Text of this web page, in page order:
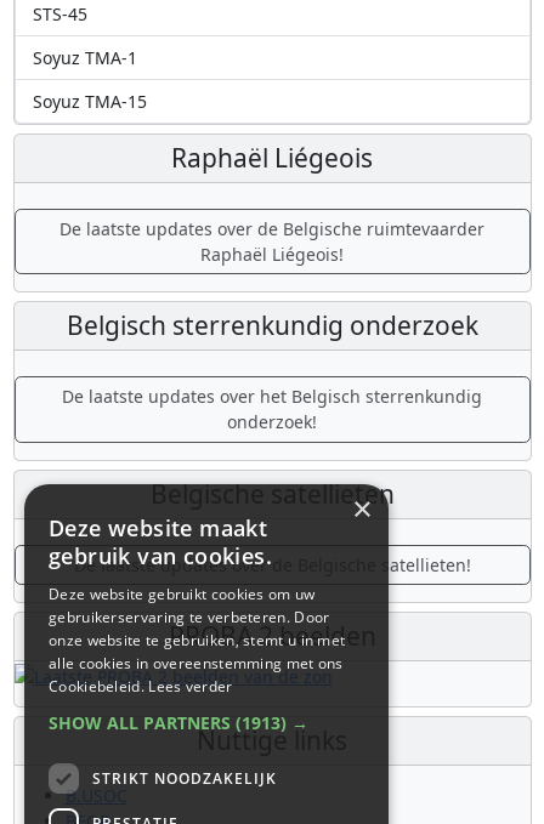
STS-45
Soyuz TMA-1
Soyuz TMA-15
Raphaël Liégeois
De laatste updates over de Belgische ruimtevaarder
Belgisch sterrenkundig onderzoek
×
Deze website maakt
gebruik van cookies.
Deze website gebruikt cookies om uw
gebruikerservaring te verbeteren. Door
onze website te gebruiken, stemt u in met
alle cookies in overeenstemming met ons
Cookiebeleid.Lees verder
SHOW ALL PARTNERS (1913) →
STRIKT NOODZAKELIJK